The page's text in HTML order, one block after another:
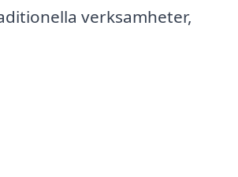
verksamheter,